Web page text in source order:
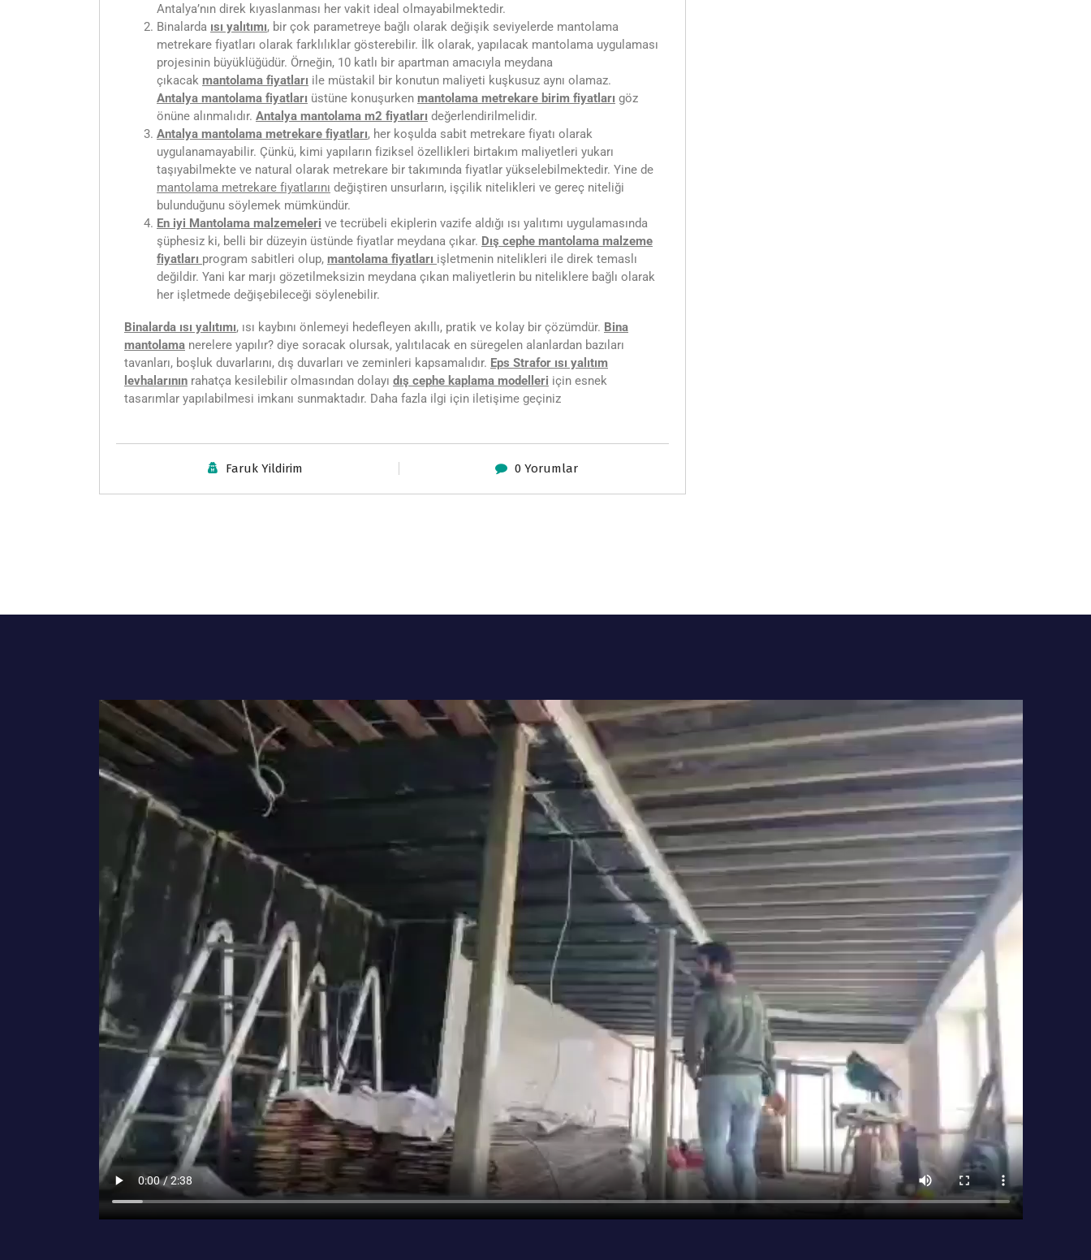
Antalya’nın direk kıyaslanması her vakit ideal olmayabilmektedir.
Binalarda ısı yalıtımı, bir çok parametreye bağlı olarak değişik seviyelerde mantolama
metrekare fiyatları olarak farklılıklar gösterebilir. İlk olarak, yapılacak mantolama uygulaması
projesinin büyüklüğüdür. Örneğin, 10 katlı bir apartman amacıyla meydana
çıkacak mantolama fiyatları ile müstakil bir konutun maliyeti kuşkusuz aynı olamaz.
Antalya mantolama fiyatları üstüne konuşurken mantolama metrekare birim fiyatları göz
önüne alınmalıdır. Antalya mantolama m2 fiyatları değerlendirilmelidir.
Antalya mantolama metrekare fiyatları, her koşulda sabit metrekare fiyatı olarak
uygulanamayabilir. Çünkü, kimi yapıların fiziksel özellikleri birtakım maliyetleri yukarı
taşıyabilmekte ve natural olarak metrekare bir takımında fiyatlar yükselebilmektedir. Yine de
mantolama metrekare fiyatlarını değiştiren unsurların, işçilik nitelikleri ve gereç niteliği
bulunduğunu söylemek mümkündür.
En iyi Mantolama malzemeleri ve tecrübeli ekiplerin vazife aldığı ısı yalıtımı uygulamasında
şüphesiz ki, belli bir düzeyin üstünde fiyatlar meydana çıkar. Dış cephe mantolama malzeme
fiyatları program sabitleri olup, mantolama fiyatları işletmenin nitelikleri ile direk temaslı
değildir. Yani kar marjı gözetilmeksizin meydana çıkan maliyetlerin bu niteliklere bağlı olarak
her işletmede değişebileceği söylenebilir.
Binalarda ısı yalıtımı, ısı kaybını önlemeyi hedefleyen akıllı, pratik ve kolay bir çözümdür. Bina
mantolama nerelere yapılır? diye soracak olursak, yalıtılacak en süregelen alanlardan bazıları
tavanları, boşluk duvarlarını, dış duvarları ve zeminleri kapsamalıdır. Eps Strafor ısı yalıtım
levhalarının rahatça kesilebilir olmasından dolayı dış cephe kaplama modelleri için esnek
tasarımlar yapılabilmesi imkanı sunmaktadır. Daha fazla ilgi için iletişime geçiniz
Faruk Yildirim 0 Yorumlar